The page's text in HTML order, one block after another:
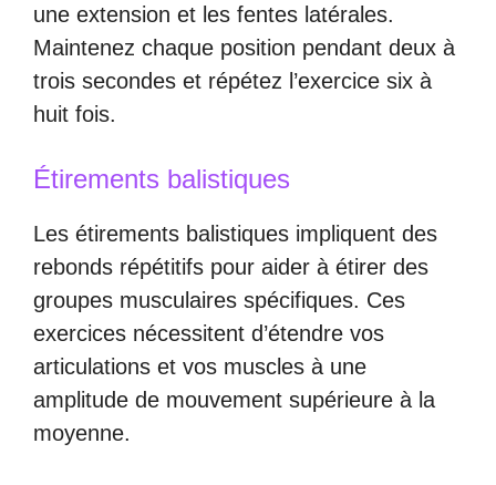
une extension et les fentes latérales.
Maintenez chaque position pendant deux à
trois secondes et répétez l’exercice six à
huit fois.
Étirements balistiques
Les étirements balistiques impliquent des
rebonds répétitifs pour aider à étirer des
groupes musculaires spécifiques. Ces
exercices nécessitent d’étendre vos
articulations et vos muscles à une
amplitude de mouvement supérieure à la
moyenne.